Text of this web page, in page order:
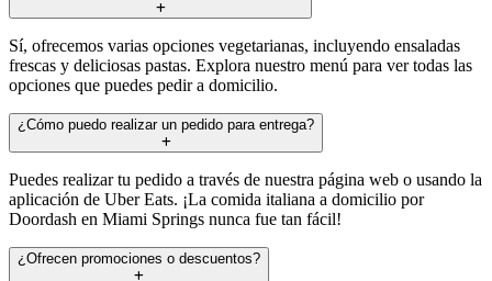
Sí, ofrecemos varias opciones vegetarianas, incluyendo ensaladas
frescas y deliciosas pastas. Explora nuestro menú para ver todas las
opciones que puedes pedir a domicilio.
¿Cómo puedo realizar un pedido para entrega?
Puedes realizar tu pedido a través de nuestra página web o usando la
aplicación de Uber Eats. ¡La comida italiana a domicilio por
Doordash en Miami Springs nunca fue tan fácil!
¿Ofrecen promociones o descuentos?